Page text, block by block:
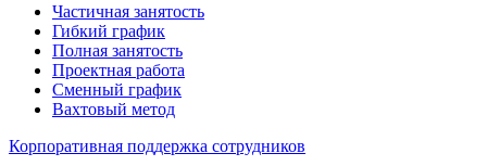
Частичная занятость
Гибкий график
Полная занятость
Проектная работа
Сменный график
Вахтовый метод
Корпоративная поддержка сотрудников